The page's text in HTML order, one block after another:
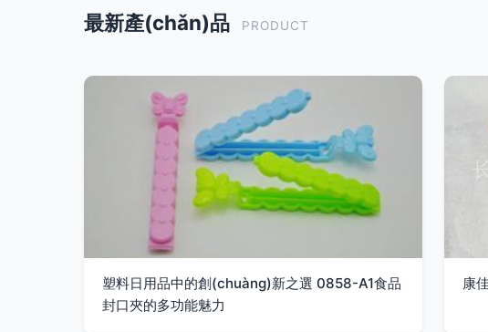
最新產(chǎn)品 PRODUCT
塑料日用品中的創(chuàng)新之選 0858-A1食品
封口夾的多功能魅力
康